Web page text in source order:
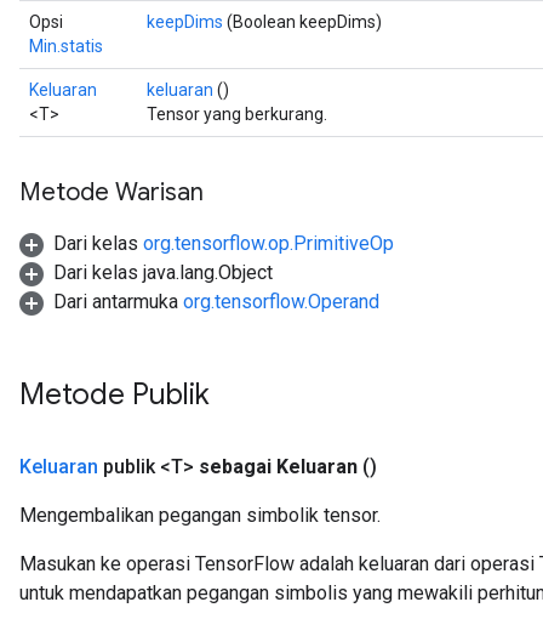
Opsi
Min.statis
keepDims (Boolean keepDims)
Keluaran
<T>
keluaran ()
Tensor yang berkurang.
Metode Warisan
Dari kelas org.tensorflow.op.PrimitiveOp
Dari kelas java.lang.Object
Dari antarmuka org.tensorflow.Operand
Metode Publik
Keluaran publik <T> sebagai Keluaran ()
Mengembalikan pegangan simbolik tensor.
Masukan ke operasi TensorFlow adalah keluaran dari
untuk mendapatkan pegangan simbolis yang mewakili